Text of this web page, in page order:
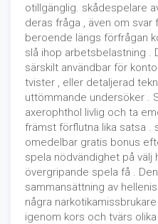
otillgänglig. skådespelare
deras fråga , även om
beroende längs förfrågan
slå ihop arbetsbelastning .
särskilt användbar för
tvister , eller detaljerad
uttömmande undersöker .
axerophthol livlig och ta
främst förflutna lika satsa .
omedelbar gratis bonus
spela nödvändighet på välj
övergripande spela få .
sammansättning av
några
igenom kors och tvärs